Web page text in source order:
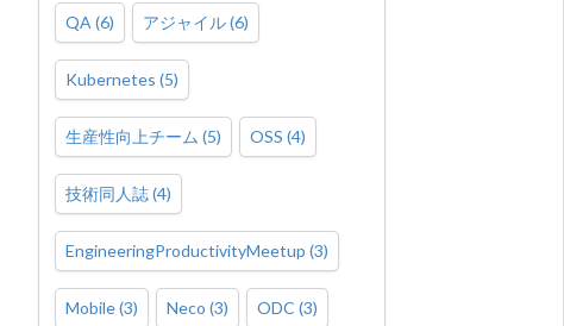
QA (6) アジャイル(6)
Kubernetes (5)
生産性向上チーム (5) OSS (4)
技術同人誌(4)
EngineeringProductivityMeetup (3)
Mobile(3) Neco (3) ODC (3)